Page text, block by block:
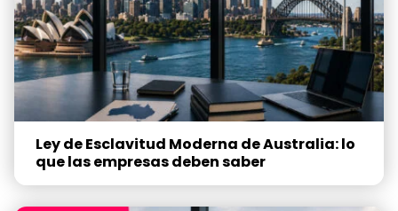
Ley de Esclavitud Moderna de Australia: lo
que las empresas deben saber